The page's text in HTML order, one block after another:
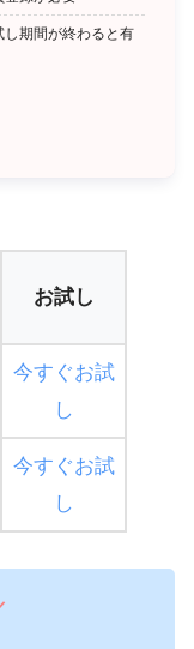
し期間が終わると有
お試し
今すぐお試
し
今すぐお試
し